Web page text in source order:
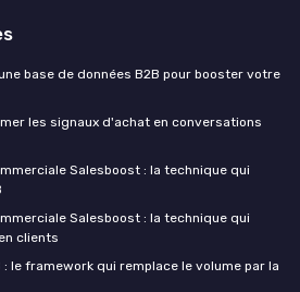
base de données B2B pour booster votre
les signaux d'achat en conversations
Salesboost : la technique qui
Salesboost : la technique qui
clients
le framework qui remplace le volume par la